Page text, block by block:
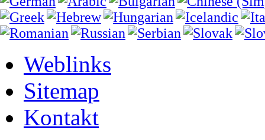
Weblinks
Sitemap
Kontakt